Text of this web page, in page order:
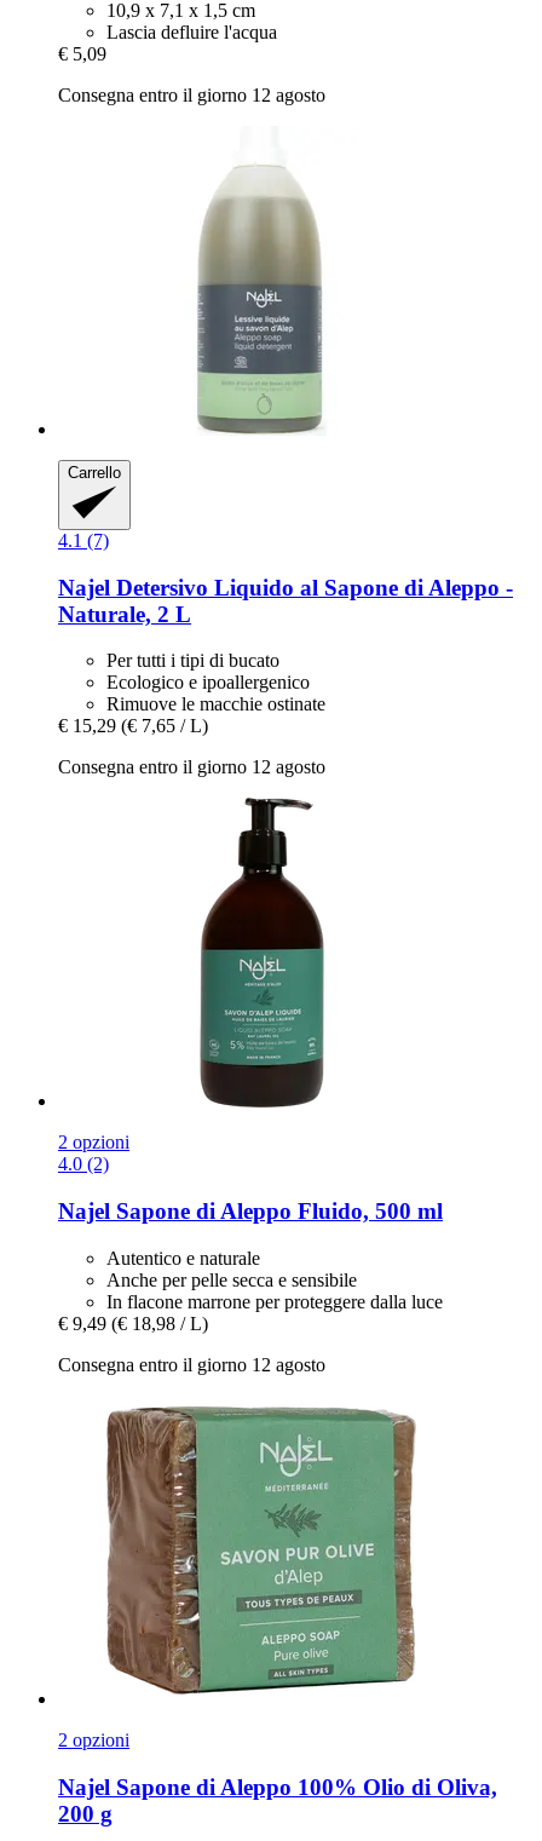
10,9 x 7,1 x 1,5 cm
Lascia defluire l'acqua
€ 5,09
Consegna entro il giorno 12 agosto
Carrello
4.1 (7)
Najel Detersivo Liquido al Sapone di Aleppo -​
Naturale, 2 L
Per tutti i tipi di bucato
Ecologico e ipoallergenico
Rimuove le macchie ostinate
€ 15,29 (€ 7,65 / L)
Consegna entro il giorno 12 agosto
2 opzioni
4.0 (2)
Najel Sapone di Aleppo Fluido, 500 ml
Autentico e naturale
Anche per pelle secca e sensibile
In flacone marrone per proteggere dalla luce
€ 9,49 (€ 18,98 / L)
Consegna entro il giorno 12 agosto
2 opzioni
Najel Sapone di Aleppo 100% Olio di Oliva,
200 g